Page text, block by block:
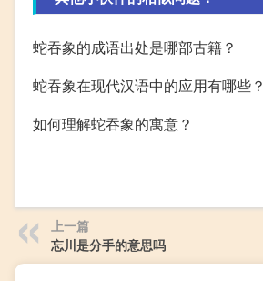
蛇吞象的成语出处是哪部古籍？
蛇吞象在现代汉语中的应用有哪些？
如何理解蛇吞象的寓意？
上一篇
忘川是分手的意思吗